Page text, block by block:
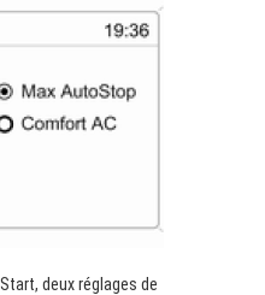
deux réglages de